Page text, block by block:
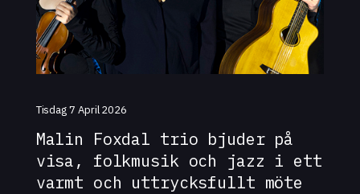
Tisdag 7 April 2026
Malin Foxdal trio bjuder på
visa, folkmusik och jazz i ett
varmt och uttrycksfullt möte